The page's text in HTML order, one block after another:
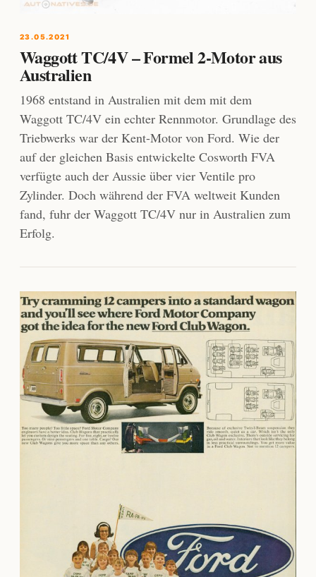
23.05.2021
Waggott TC/4V – Formel 2-Motor aus
Australien
1968 entstand in Australien mit dem mit dem
Waggott TC/4V ein echter Rennmotor. Grundlage des
Triebwerks war der Kent-Motor von Ford. Wie der
auf der gleichen Basis entwickelte Cosworth FVA
verfügte auch der Aussie über vier Ventile pro
Zylinder. Doch während der FVA weltweit Kunden
fand, fuhr der Waggott TC/4V nur in Australien zum
Erfolg.